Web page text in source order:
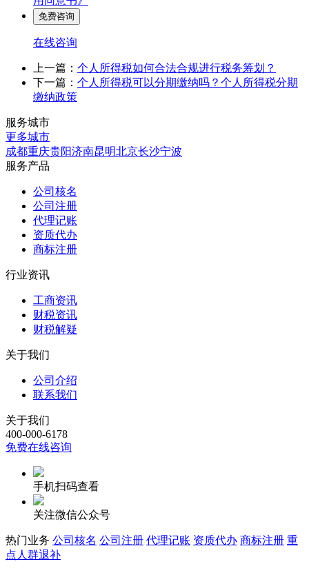
在线咨询
上一篇： 个人所得税如何合法合规进行税务筹划？
下一篇： 个人所得税可以分期缴纳吗？个人所得税分期
缴纳政策
服务城市
更多城市
成都重庆贵阳济南昆明北京长沙宁波
服务产品
公司核名
公司注册
代理记账
资质代办
商标注册
行业资讯
工商资讯
财税资讯
财税解疑
关于我们
公司介绍
联系我们
关于我们
400-000-6178
免费在线咨询
手机扫码查看
关注微信公众号
热门业务 公司核名 公司注册 代理记账 资质代办 商标注册 重
点人群退补